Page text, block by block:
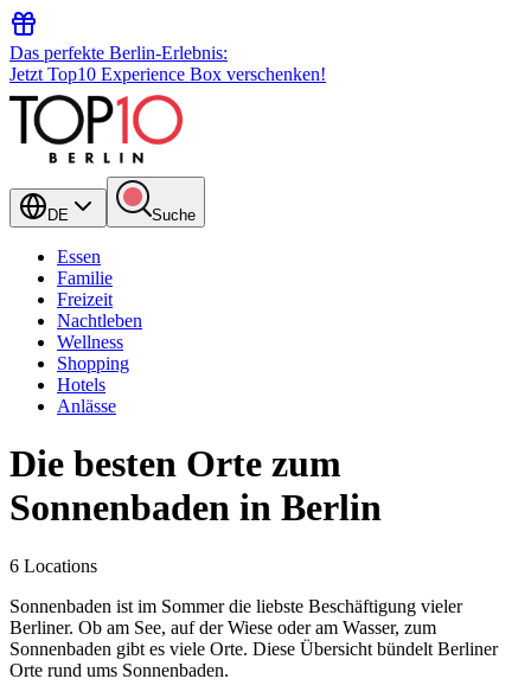
Das perfekte Berlin-Erlebnis:
Jetzt Top10 Experience Box verschenken!
DE Suche
Essen
Familie
Freizeit
Nachtleben
Wellness
Shopping
Hotels
Anlässe
Die besten Orte zum
Sonnenbaden in Berlin
6 Locations
Sonnenbaden ist im Sommer die liebste Beschäftigung vieler
Berliner. Ob am See, auf der Wiese oder am Wasser, zum
Sonnenbaden gibt es viele Orte. Diese Übersicht bündelt Berliner
Orte rund ums Sonnenbaden.